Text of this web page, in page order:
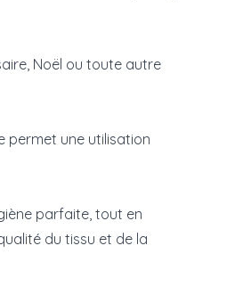
Noël ou toute autre
permet une utilisation
parfaite, tout en
du tissu et de la